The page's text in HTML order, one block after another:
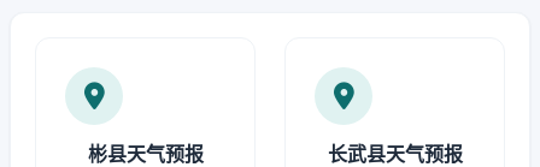
彬县天气预报 长武县天气预报